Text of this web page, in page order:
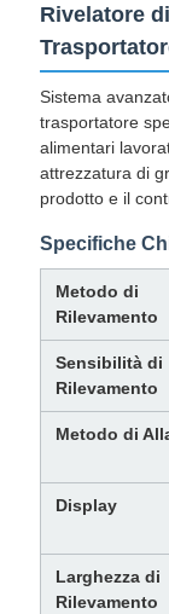
Rivelatore
Sistema
trasportatore
alimentari
attrezzatura di
prodotto e il
Specifiche
Metodo di
Rilevamento
Sensibilità di
Rilevamento
Metodo di
Display
Larghezza di
Rilevamento